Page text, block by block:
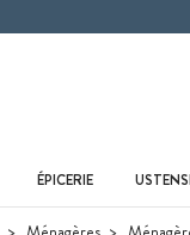
ÉPICERIE